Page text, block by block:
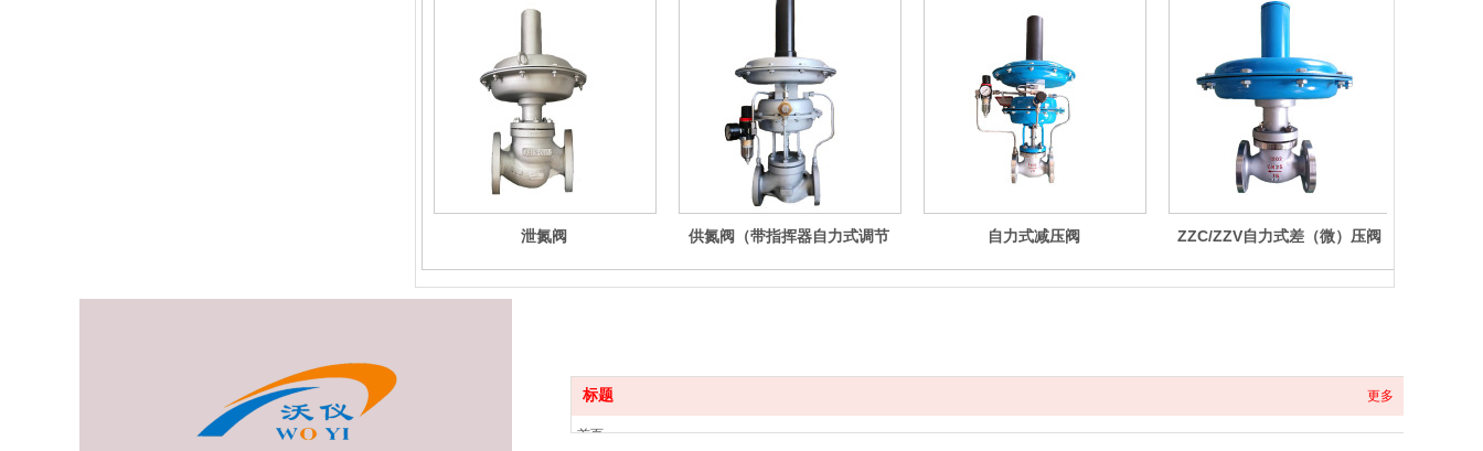
泄氮阀
供氮阀（带指挥器自力式调节
自力式减压阀 ZZC/ZZV自力式差（微）压阀
标题 更多
首页